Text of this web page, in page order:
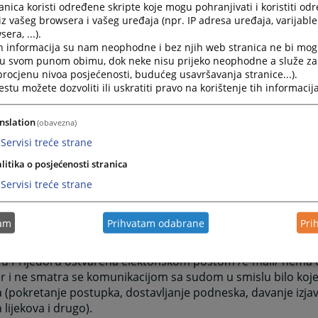
420
015
307
990
suda:
sekretar suda:
248
248
je isključivo informativnog karaktera.
Prijedoru ostvarena elektonskom poštom /e-mail/ nema
i ne smatra se komunikacijom sa sudom u smislu bilo
(pokretanje postupka, dostavljanje podneska, davanje
lijekova i drugo).
koristi određene skripte koje mogu pohranjivati i koristiti
vašeg browsera i vašeg uređaja (npr. IP adresa uređaja,
...).
informacija su nam neophodne i bez njih web stranica ne bi
svom punom obimu, dok neke nisu prijeko neophodne a služe
nivoa posjećenosti, budućeg usavršavanja stranice...).
možete dozvoliti ili uskratiti pravo na korištenje tih
(obavezna)
Servisi treće strane
o posjećenosti stranica
Servisi treće strane
Prihvatam odabrane